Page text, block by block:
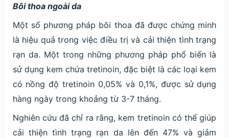
Bôi thoa ngoài da
Một số phương pháp bôi thoa đã được chứng minh
là hiệu quả trong việc điều trị và cải thiện tình trạng
rạn da. Một trong những phương pháp phổ biến là
sử dụng kem chứa tretinoin, đặc biệt là các loại kem
có nồng độ tretinoin 0,05% và 0,1%, được sử dụng
hàng ngày trong khoảng từ 3-7 tháng.
Nghiên cứu đã chỉ ra rằng, kem tretinoin có thể giúp
cải thiện tình trạng rạn da lên đến 47% và giảm